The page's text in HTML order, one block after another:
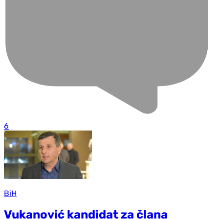
6
BiH
Vukanović kandidat za člana